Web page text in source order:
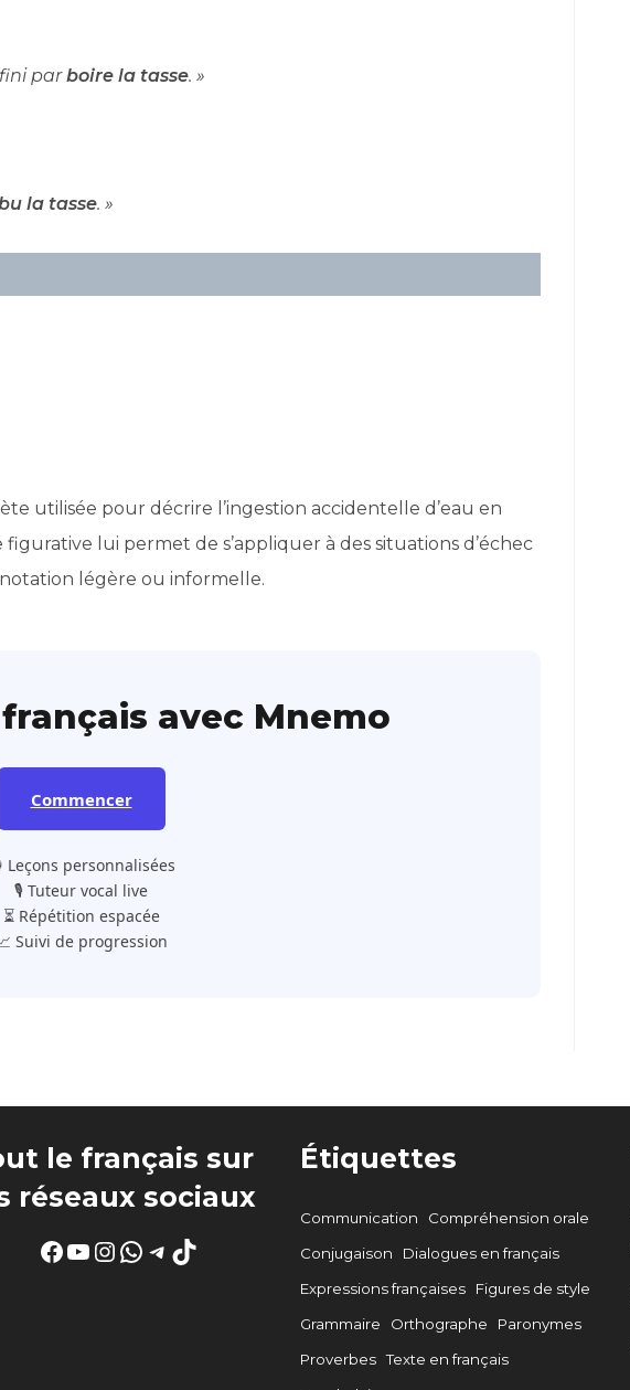
parboire la tasse. »
la tasse. »
utilisée pour décrire l’ingestion accidentelle d’eau en
lui permet de s’appliquer à des situations d’échec
légère ou informelle.
avec Mnemo
Commencer
Leçons personnalisées
🎙️ Tuteur vocal live
⏳ Répétition espacée
Suivi de progression
le français sur
réseaux sociaux
Facebook
YouTube
Instagram
WhatsApp
Telegram
TikTok
Étiquettes
Communication
Compréhension orale
Conjugaison
Dialogues en français
Expressions françaises
Figures de style
Grammaire
Orthographe
Paronymes
Proverbes Texte en français